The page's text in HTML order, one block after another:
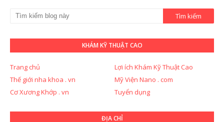
KHÁM KỸ THUẬT CAO
Trang chủ
Lợi ích Khám Kỹ Thuật Cao
Thế giới nha khoa . vn
Mỹ Viện Nano . com
Cơ Xương Khớp . vn
Tuyển dụng
ĐỊA CHỈ